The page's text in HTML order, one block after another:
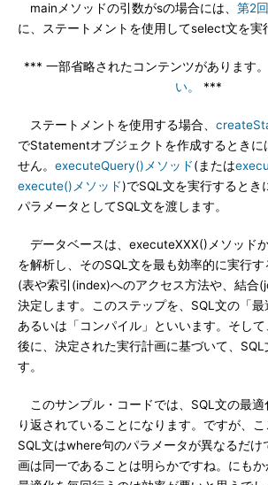
mainメソッドの引数がsの場合には、 第2回
に、ステートメントを使用してselect文を実
*** 一部省略されたコンテンツがあります。
い。
***
ステートメントを使用する場合、
でStatementオブジェクトを作成するときに
せん。 executeQuery()メソッド(または
execute()メソッド)でSQL文を実行するとき
パラメータとしてSQL文を渡します。
データベースは、executeXXX()メソッド
を解析し、そのSQL文を最も効率的に実行
(表や索引(index)へのアクセス方法や、結合
決定します。このステップを、SQL文の「最
あるいは「コンパイル」といいます。そし
後に、決定された実行計画に基づいて、
す。
このサンプル・コードでは、SQL文の最適
り返されていることになります。ですが、
SQL文はwhere句のパラメータが異なるだけ
画は同一であることは明らかですね。にも